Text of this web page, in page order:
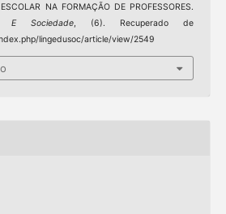
NA FORMAÇÃO DE PROFESSORES.
E Sociedade , (6). Recuperado de
lingedusoc/article/view/2549